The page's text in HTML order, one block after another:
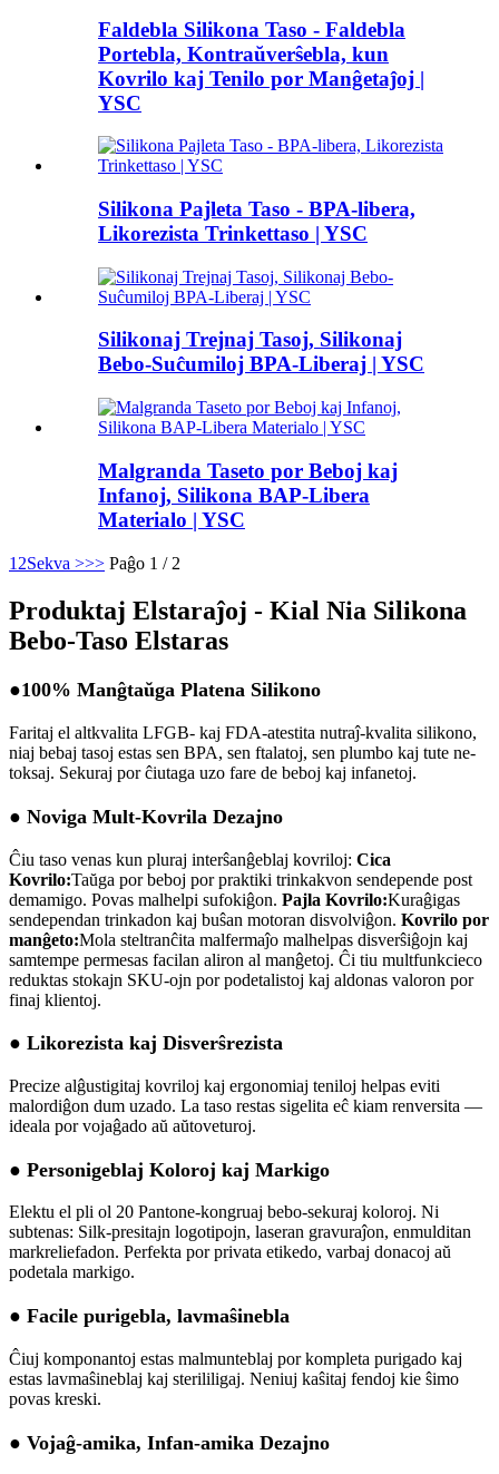
Faldebla Silikona Taso - Faldebla
Portebla, Kontraŭverŝebla, kun
Kovrilo kaj Tenilo por Manĝetaĵoj |
YSC
Silikona Pajleta Taso - BPA-libera,
Likorezista Trinkettaso | YSC
Silikonaj Trejnaj Tasoj, Silikonaj
Bebo-Suĉumiloj BPA-Liberaj | YSC
Malgranda Taseto por Beboj kaj
Infanoj, Silikona BAP-Libera
Materialo | YSC
1 2Sekva >>> Paĝo 1 / 2
Produktaj Elstaraĵoj - Kial Nia Silikona
Bebo-Taso Elstaras
●100% Manĝtaŭga Platena Silikono
Faritaj el altkvalita LFGB- kaj FDA-atestita nutraĵ-kvalita silikono,
niaj bebaj tasoj estas sen BPA, sen ftalatoj, sen plumbo kaj tute ne-
toksaj. Sekuraj por ĉiutaga uzo fare de beboj kaj infanetoj.
● Noviga Mult-Kovrila Dezajno
Ĉiu taso venas kun pluraj interŝanĝeblaj kovriloj: Cica
Kovrilo:Taŭga por beboj por praktiki trinkakvon sendepende post
demamigo. Povas malhelpi sufokiĝon. Pajla Kovrilo:Kuraĝigas
sendependan trinkadon kaj buŝan motoran disvolviĝon. Kovrilo por
manĝeto:Mola steltranĉita malfermaĵo malhelpas disverŝiĝojn kaj
samtempe permesas facilan aliron al manĝetoj. Ĉi tiu multfunkcieco
reduktas stokajn SKU-ojn por podetalistoj kaj aldonas valoron por
finaj klientoj.
● Likorezista kaj Disverŝrezista
Precize alĝustigitaj kovriloj kaj ergonomiaj teniloj helpas eviti
malordiĝon dum uzado. La taso restas sigelita eĉ kiam renversita —
ideala por vojaĝado aŭ aŭtoveturoj.
● Personigeblaj Koloroj kaj Markigo
Elektu el pli ol 20 Pantone-kongruaj bebo-sekuraj koloroj. Ni
subtenas: Silk-presitajn logotipojn, laseran gravuraĵon, enmulditan
markreliefadon. Perfekta por privata etikedo, varbaj donacoj aŭ
podetala markigo.
● Facile purigebla, lavmaŝinebla
Ĉiuj komponantoj estas malmunteblaj por kompleta purigado kaj
estas lavmaŝineblaj kaj sterililigaj. Neniuj kaŝitaj fendoj kie ŝimo
povas kreski.
● Vojaĝ-amika, Infan-amika Dezajno